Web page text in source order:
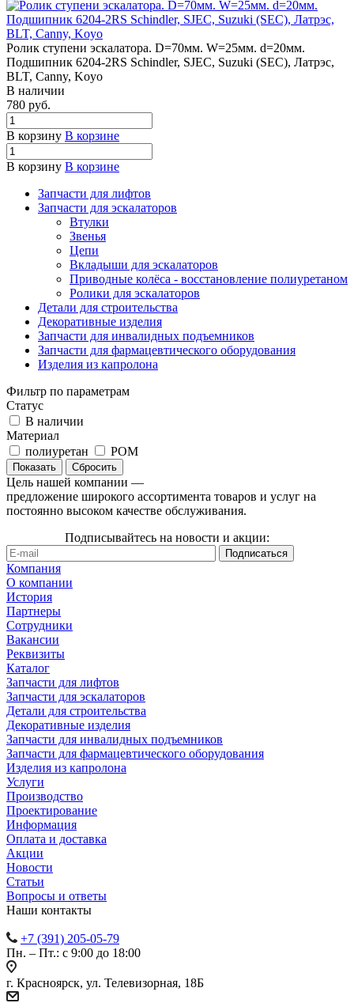
Ролик ступени эскалатора. D=70мм. W=25мм. d=20мм.
Подшипник 6204-2RS Schindler, SJEC, Suzuki (SEC), Латрэс,
BLT, Canny, Koyo
В наличии
780 руб.
В корзину В корзине
В корзину В корзине
Запчасти для лифтов
Запчасти для эскалаторов
Втулки
Звенья
Цепи
Вкладыши для эскалаторов
Приводные колёса - восстановление полиуретаном
Ролики для эскалаторов
Детали для строительства
Декоративные изделия
Запчасти для инвалидных подъемников
Запчасти для фармацевтического оборудования
Изделия из капролона
Фильтр по параметрам
Статус
В наличии
Материал
полиуретан
РОМ
Сбросить
Цель нашей компании —
предложение широкого ассортимента товаров и услуг на
постоянно высоком качестве обслуживания.
Подписывайтесь на новости и акции:
Компания
О компании
История
Партнеры
Сотрудники
Вакансии
Реквизиты
Каталог
Запчасти для лифтов
Запчасти для эскалаторов
Детали для строительства
Декоративные изделия
Запчасти для инвалидных подъемников
Запчасти для фармацевтического оборудования
Изделия из капролона
Услуги
Производство
Проектирование
Информация
Оплата и доставка
Акции
Новости
Статьи
Вопросы и ответы
Наши контакты
+7 (391) 205-05-79
Пн. – Пт.: с 9:00 до 18:00
г. Красноярск, ул. Телевизорная, 18Б